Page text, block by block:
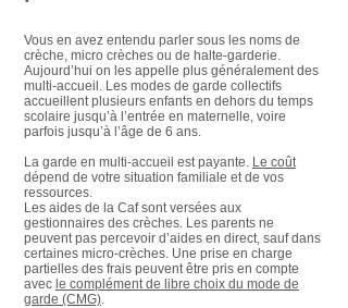
Vous en avez entendu parler sous les noms de
crèche, micro crèches ou de halte-garderie.
Aujourd’hui on les appelle plus généralement des
multi-accueil. Les modes de garde collectifs
accueillent plusieurs enfants en dehors du temps
scolaire jusqu’à l’entrée en maternelle, voire
parfois jusqu’à l’âge de 6 ans.
La garde en multi-accueil est payante. Le coût
dépend de votre situation familiale et de vos
ressources.
Les aides de la Caf sont versées aux
gestionnaires des crèches. Les parents ne
peuvent pas percevoir d’aides en direct, sauf dans
certaines micro-crèches. Une prise en charge
partielles des frais peuvent être pris en compte
avec le complément de libre choix du mode de
garde (CMG).